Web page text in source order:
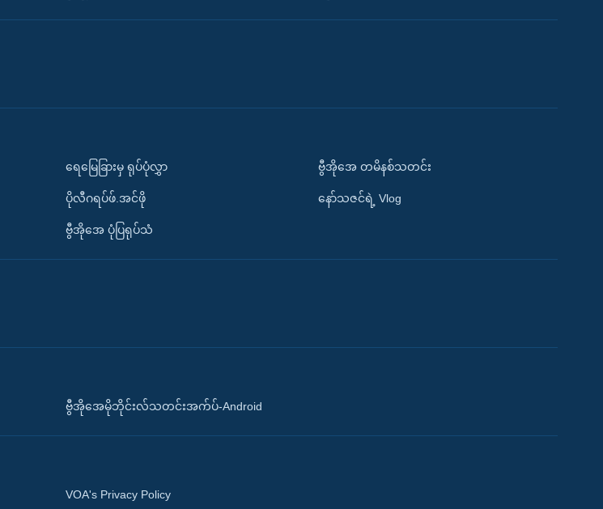
ရေမြေခြားမှ ရုပ်ပုံလွှာ
ပိုလီဂရပ်ဖ်.အင်ဖို
ဗွီအိုအေ ပုံပြရုပ်သံ
ဗွီအိုအေ တမိနစ်သတင်း
နော်သဇင်ရဲ့ Vlog
ဗွီအိုအေမိုဘိုင်းလ်သတင်းအက်ပ်-Android
VOA's Privacy Policy